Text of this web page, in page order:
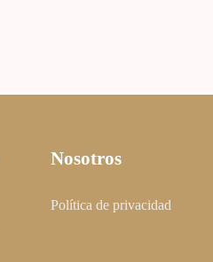
Nosotros
Política de privacidad